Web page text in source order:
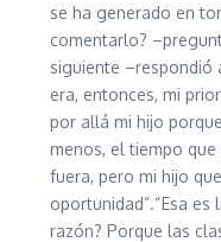
se ha generado en
comentarlo?
siguiente –respondió
era, entonces, mi
por allá mi hijo
menos, el tiempo que
fuera, pero mi hijo
oportunidad”.“Esa
razón? Porque las